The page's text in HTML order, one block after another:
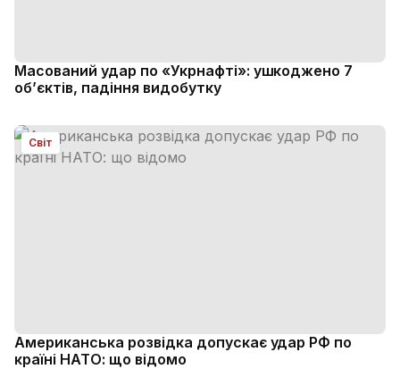
Масований удар по «Укрнафті»: ушкоджено 7
об’єктів, падіння видобутку
Світ
Американська розвідка допускає удар РФ по
країні НАТО: що відомо